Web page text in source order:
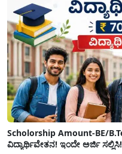
Scholorship Amount-BE/
ವಿದ್ಯಾರ್ಥಿವೇತನ! ಇಂದೇ ಅರ್ಜಿ ಸಲ್ಲಿಸಿ!